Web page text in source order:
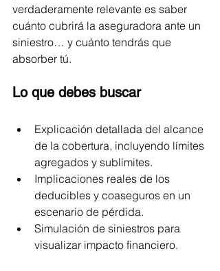
verdaderamente relevante es saber
cuánto cubrirá la aseguradora ante un
siniestro… y cuánto tendrás que
absorber tú.
Lo que debes buscar
Explicación detallada del alcance
de la cobertura, incluyendo límites
agregados y sublímites.
Implicaciones reales de los
deducibles y coaseguros en un
escenario de pérdida.
Simulación de siniestros para
visualizar impacto financiero.